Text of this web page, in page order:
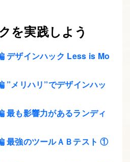
を実践しよう
デザインハック Less is Mo
”メリハリ”でデザインハッ
最も影響力があるランディ
最強のツールＡＢテスト ①